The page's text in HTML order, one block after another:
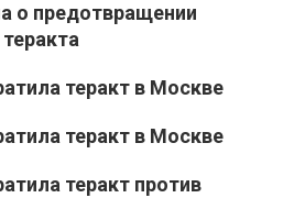
о предотвращении
теракт в Москве
теракт в Москве
теракт против